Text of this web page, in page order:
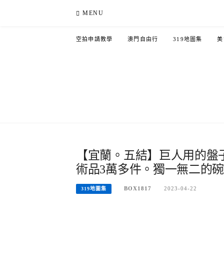
MENU
空拍申請教學 澳門自由行 319地圖集
【宜蘭。五結】巨人用的
術品3萬多件。獨一無二的
319地圖集 BOX1817 2023-04-22